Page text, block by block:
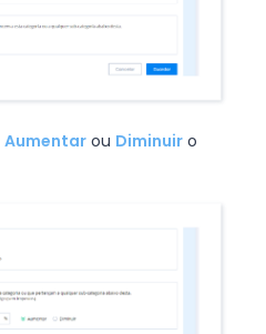
Aumentarou Diminuiro